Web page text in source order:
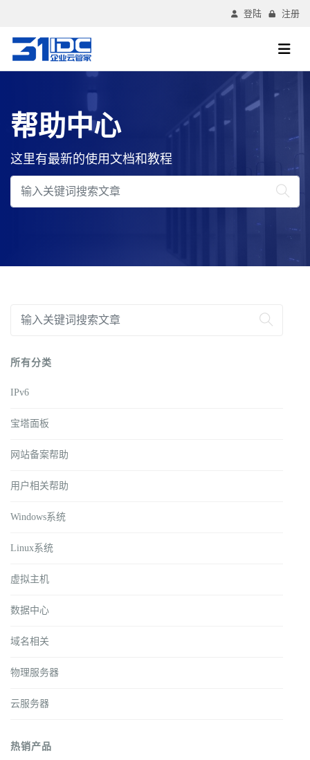
登陆 注册
帮助中心
这里有最新的使用文档和教程
所有分类
IPv6
宝塔面板
网站备案帮助
用户相关帮助
Windows系统
Linux系统
虚拟主机
数据中心
域名相关
物理服务器
云服务器
热销产品